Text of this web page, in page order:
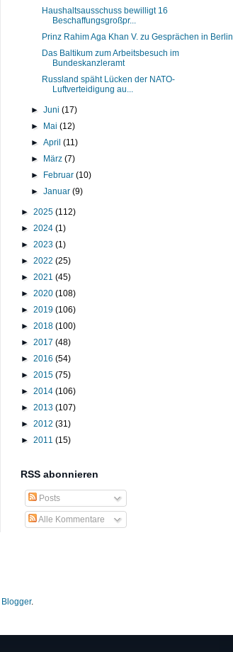
Haushaltsausschuss bewilligt 16
Beschaffungsgroßpr...
Prinz Rahim Aga Khan V. zu Gesprächen in Berlin
Das Baltikum zum Arbeitsbesuch im
Bundeskanzleramt
Russland späht Lücken der NATO-
Luftverteidigung au...
►Juni(17)
► Mai(12)
►April(11)
► März(7)
► Februar(10)
►Januar(9)
► 2025 (112)
► 2024 (1)
► 2023 (1)
► 2022 (25)
► 2021 (45)
► 2020 (108)
► 2019 (106)
► 2018 (100)
► 2017 (48)
► 2016 (54)
► 2015 (75)
► 2014 (106)
► 2013 (107)
► 2012 (31)
► 2011 (15)
RSS abonnieren
Posts
Alle Kommentare
Blogger.